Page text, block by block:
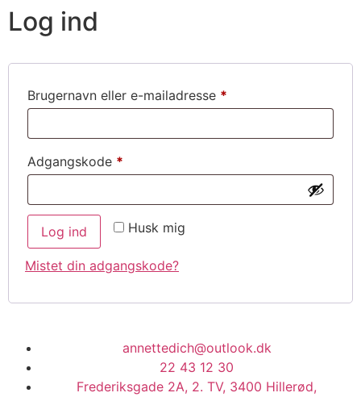
Log ind
Brugernavn eller e-mailadresse *
Adgangskode *
Husk mig
Log ind
Mistet din adgangskode?
annettedich@outlook.dk
22 43 12 30
Frederiksgade 2A, 2. TV, 3400 Hillerød,